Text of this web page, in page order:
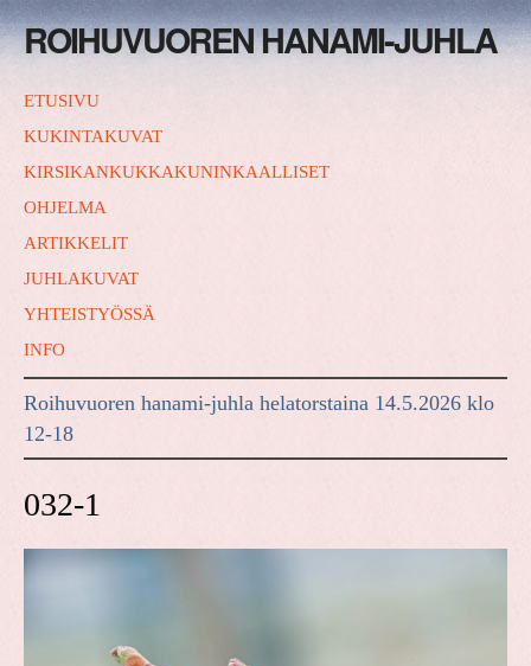
ROIHUVUOREN HANAMI-JUHLA
ETUSIVU
KUKINTAKUVAT
KIRSIKANKUKKAKUNINKAALLISET
OHJELMA
ARTIKKELIT
JUHLAKUVAT
YHTEISTYÖSSÄ
INFO
Roihuvuoren hanami-juhla helatorstaina 14.5.2026 klo
12-18
032-1